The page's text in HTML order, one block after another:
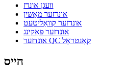
וועגן אונדז
אונדזער מאַשין
אונדזער קוואַליטעט
אונדזער פּאַקינג
אונדזער QC קאָנטראָל
הייס